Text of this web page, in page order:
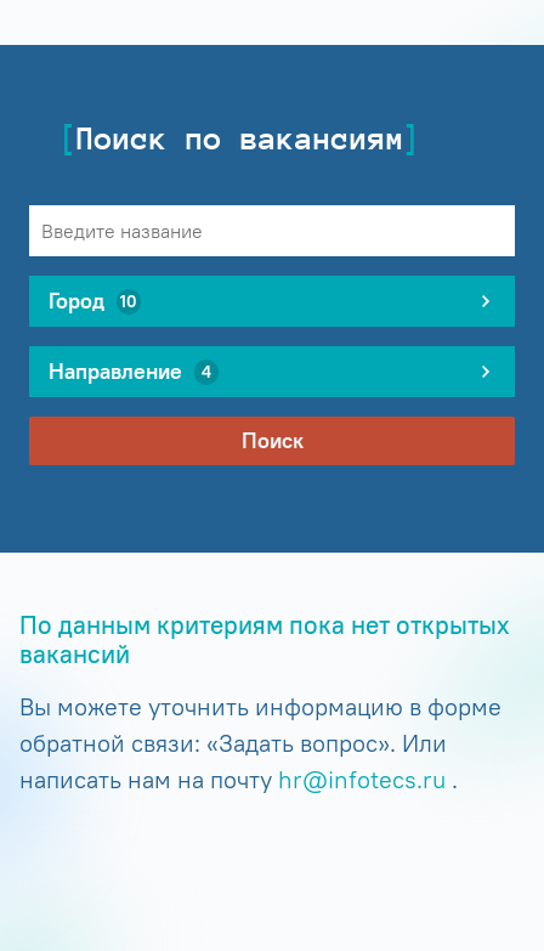
Поиск по вакансиям
Город 10
Направление 4
Поиск
По данным критериям пока нет открытых
вакансий
Вы можете уточнить информацию в форме
обратной связи: «Задать вопрос». Или
написать нам на почту hr@infotecs.ru .